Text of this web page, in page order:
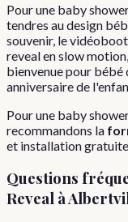
Pour une baby
tendres au design
souvenir, le
reveal en slow
bienvenue pour bébé
anniversaire de
Pourune baby
recommandons la
et installation
Questions
Reveal à